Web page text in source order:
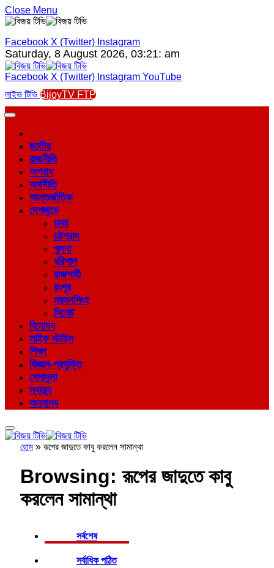
Close Menu
Facebook X (Twitter) Instagram
Saturday, 8 August 2026, 03:21: am
Facebook X (Twitter) Instagram YouTube
লাইভ টিভি BijoyTV FTP
জাতীয়
রাজনীতি
অপরাধ
অর্থনীতি
আন্তর্জাতিক
দেশজুড়ে
ঢাকা
চট্টগ্রাম
খুলনা
বরিশাল
রাজশাহী
রংপুর
ময়মনসিংহ
সিলেট
বিনোদন
লাইফ স্টাইল
শিক্ষা
বিজ্ঞান-প্রযুক্তি
খেলাধুলা
স্বাস্থ্য
অন্যান্য
হোম »রূপের জাদুতে কাবু করলেন সামান্থা
Browsing:রূপের জাদুতে কাবু
করলেন সামান্থা
সর্বশেষ
সর্বাধিক পঠিত